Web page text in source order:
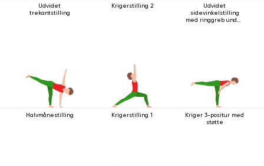
Udvidet
trekantstilling
Krigerstilling 2
Udvidet
sidevinkelstilling
med ringgreb under
Halvmånestilling Krigerstilling 1
Kriger 3-positur med
støtte